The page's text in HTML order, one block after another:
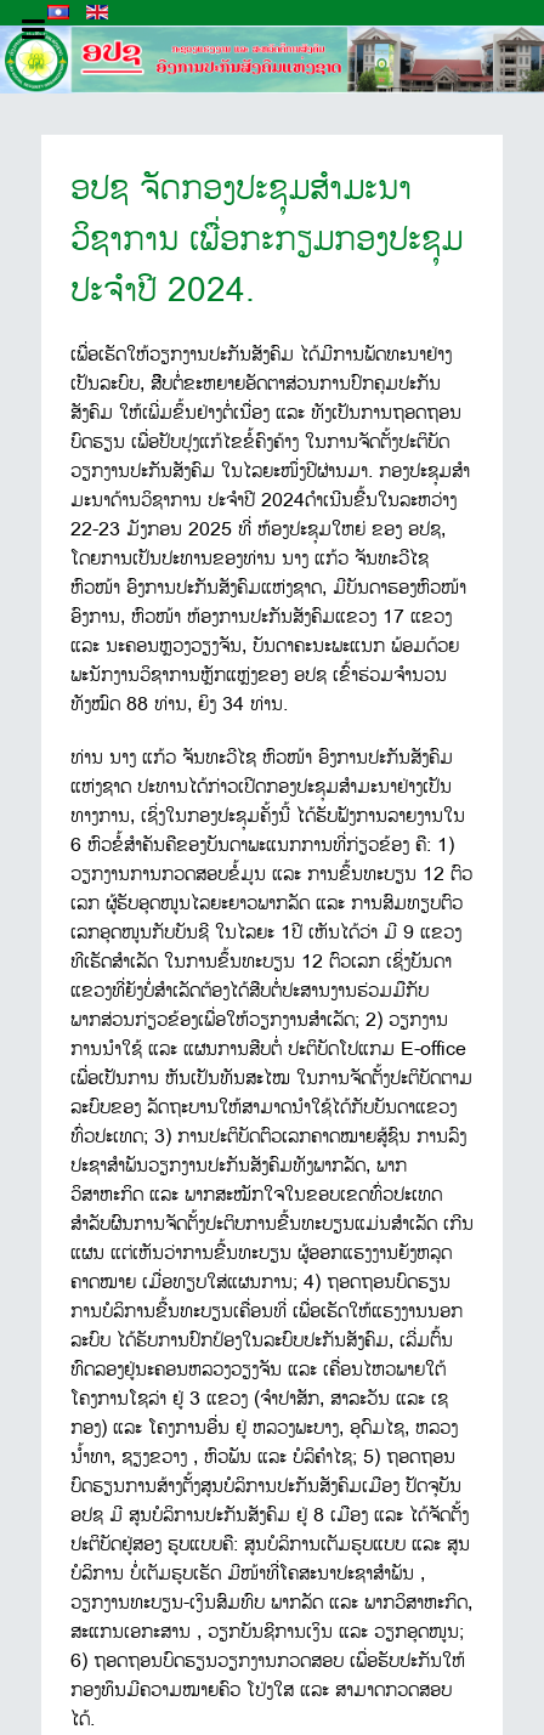
ອປຊ ຈັດກອງປະຊຸມສໍາມະນາ
ວິຊາການ ເພື່ອກະກຽມກອງປະຊຸມ
ປະຈໍາປີ 2024.
ເພື່ອເຮັດໃຫ້ວຽກງານປະກັນສັງຄົມ ໄດ້ມີການພັດທະນາຢ່າງ
ເປັນລະບົບ, ສືີບຕໍ່ຂະຫຍາຍອັດຕາສ່ວນການປົກຄຸມປະກັນ
ສັງຄົມ ໃຫ້ເພີ່ມຂຶ້ນຢ່າງຕໍ່ເນື່ອງ ແລະ ທັງເປັນການຖອດຖອນ
ບົດຮຽນ ເພື່ອປັບປຸງແກ້ໄຂຂໍ້ຄົງຄ້າງ ໃນການຈັດຕັ້ງປະຕິບັດ
ວຽກງານປະກັນສັງຄົມ ໃນໄລຍະໜຶ່ງປີຜ່ານມາ. ກອງປະຊຸມສຳ
ມະນາດ້ານວິຊາການ ປະຈໍາປີ 2024ດຳເນີນຂື້ນໃນລະຫວ່າງ
22-23 ມັງກອນ 2025 ທີ່ ຫ້ອງປະຊຸມໃຫຍ່ ຂອງ ອປຊ,
ໂດຍການເປັນປະທານຂອງທ່ານ ນາງ ແກ້ວ ຈັນທະວີໄຊ
ຫົວໜ້າ ອົງການປະກັນສັງຄົມແຫ່ງຊາດ, ມີບັນດາຮອງຫົວໜ້າ
ອົງການ, ຫົວໜ້າ ຫ້ອງການປະກັນສັງຄົມແຂວງ 17 ແຂວງ
ແລະ ນະຄອນຫຼວງວຽງຈັນ, ບັນດາຄະນະພະແນກ ພ້ອມດ້ວຍ
ພະນັກງານວິຊາການຫຼັກແຫຼ່ງຂອງ ອປຊ ເຂົ້າຮ່ວມຈໍານວນ
ທັງໝົດ 88 ທ່ານ, ຍິງ 34 ທ່ານ.
ທ່ານ ນາງ ແກ້ວ ຈັນທະວີໄຊ ຫົວໜ້າ ອົງການປະກັນສັງຄົມ
ແຫ່ງຊາດ ປະທານໄດ້ກ່າວເປີດກອງປະຊຸມສຳມະນາຢ່າງເປັນ
ທາງການ, ເຊິ່ງໃນກອງປະຊຸມຄັ້ງນີ້ ໄດ້ຮັບຟັງການລາຍງານໃນ
6 ຫົວຂໍ້ສຳຄັນຄືຂອງບັນດາພະແນກການທີ່ກ່ຽວຂ້ອງ ຄື: 1)
ວຽກງານການກວດສອບຂໍ້ມູນ ແລະ ການຂຶ້ນທະບຽນ 12 ຕົວ
ເລກ ຜູ້ຮັບອຸດໜູນໄລຍະຍາວພາກລັດ ແລະ ການສົມທຽບຕົວ
ເລກອຸດໜູນກັບບັນຊີ ໃນໄລຍະ 1ປີ ເຫັນໄດ້ວ່າ ມີ 9 ແຂວງ
ທີເຮັດສຳເລັດ ໃນການຂຶ້ນທະບຽນ 12 ຕົວເລກ ເຊິ່ງບັນດາ
ແຂວງທີ່ຍັງບໍ່ສຳເລັດຕ້ອງໄດ້ສືບຕໍ່ປະສານງານຮ່ວມມືກັບ
ພາກສ່ວນກ່ຽວຂ້ອງເພື່ອໃຫ້ວຽກງານສຳເລັດ; 2) ວຽກງານ
ການນໍາໃຊ້ ແລະ ແຜນການສືບຕໍ່ ປະຕິບັດໂປແກມ E-office
ເພື່ອເປັນການ ຫັນເປັນທັນສະໄໝ ໃນການຈັດຕັ້ງປະຕິບັດຕາມ
ລະບົບຂອງ ລັດຖະບານໃຫ້ສາມາດນຳໃຊ້ໄດ້ກັບບັນດາແຂວງ
ທົ່ວປະເທດ; 3) ການປະຕິບັດຕົວເລກຄາດໝາຍສູ້ຊົນ ການລົງ
ປະຊາສຳພັນວຽກງານປະກັນສັງຄົມທັງພາກລັດ, ພາກ
ວິສາຫະກິດ ແລະ ພາກສະໝັກໃຈໃນຂອບເຂດທົ່ວປະເທດ
ສຳລັບຜົນການຈັດຕັ້ງປະຕິບການຂື້ນທະບຽນແມ່ນສຳເລັດ ເກີນ
ແຜນ ແຕ່ເຫັນວ່າການຂື້ນທະບຽນ ຜູ້ອອກແຮງງານຍັງຫລຸດ
ຄາດໝາຍ ເມື່ອທຽບໃສ່ແຜນການ; 4) ຖອດຖອນບົດຮຽນ
ການບໍລິການຂື້ນທະບຽນເຄື່ອນທີ່ ເພື່ອເຮັດໃຫ້ແຮງງານນອກ
ລະບົບ ໄດ້ຮັບການປົກປ້ອງໃນລະບົບປະກັນສັງຄົມ, ເລີ່ມຕົ້ນ
ທົດລອງຢູ່ນະຄອນຫລວງວຽງຈັນ ແລະ ເຄື່ອນໄຫວພາຍໃຕ້
ໂຄງການໂຊລ່າ ຢູ່ 3 ແຂວງ (ຈຳປາສັກ, ສາລະວັນ ແລະ ເຊ
ກອງ) ແລະ ໂຄງການອື່ນ ຢູ່ ຫລວງພະບາງ, ອຸດົມໄຊ, ຫລວງ
ນ້ຳທາ, ຊຽງຂວາງ , ຫົວພັນ ແລະ ບໍລິຄຳໄຊ; 5) ຖອດຖອນ
ບົດຮຽນການສ້າງຕັ້ງສູນບໍລິການປະກັນສັງຄົມເມືອງ ປັດຈຸບັນ
ອປຊ ມີ ສູນບໍລິການປະກັນສັງຄົມ ຢູ່ 8 ເມືອງ ແລະ ໄດ້ຈັດຕັ້ງ
ປະຕິບັດຢູ່ສອງ ຮູບແບບຄື: ສູນບໍລິການເຕັມຮູບແບບ ແລະ ສູນ
ບໍລິການ ບໍ່ເຕັມຮູບເຮັດ ມີໜ້າທີ່ໂຄສະນາປະຊາສຳພັນ ,
ວຽກງານທະບຽນ-ເງິນສົມທົບ ພາກລັດ ແລະ ພາກວິສາຫະກິດ,
ສະແກນເອກະສານ , ວຽກບັນຊີການເງິນ ແລະ ວຽກອຸດໜູນ;
6) ຖອດຖອນບົດຮຽນວຽກງານກວດສອບ ເພື່ອຮັບປະກັນໃຫ້
ກອງທຶນມີຄວາມໝາຍຄົວ ໂປ່ງໃສ ແລະ ສາມາດກວດສອບ
ໄດ້.